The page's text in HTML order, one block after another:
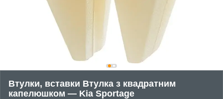
Втулки, вставки Втулка з квадратним
капелюшком — Kia Sportage